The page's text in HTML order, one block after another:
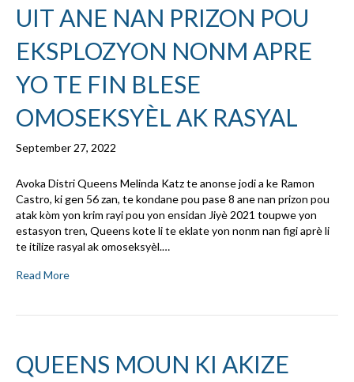
UIT ANE NAN PRIZON POU
EKSPLOZYON NONM APRE
YO TE FIN BLESE
OMOSEKSYÈL AK RASYAL
September 27, 2022
Avoka Distri Queens Melinda Katz te anonse jodi a ke Ramon
Castro, ki gen 56 zan, te kondane pou pase 8 ane nan prizon pou
atak kòm yon krim rayi pou yon ensidan Jiyè 2021 toupwe yon
estasyon tren, Queens kote li te eklate yon nonm nan figi aprè li
te itilize rasyal ak omoseksyèl.…
Read More
QUEENS MOUN KI AKIZE